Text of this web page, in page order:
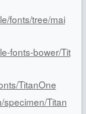
fonts/tree/mai
fonts-bower/Tit
TitanOne
specimen/Titan